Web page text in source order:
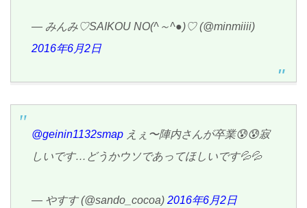
— みんみ♡SAIKOU NO(^～^●)♡ (@minmiiii)
2016年6月2日
@geinin1132smap えぇ〜陣内さんが卒業😰😰寂
しいです…どうかウソであってほしいです💦💦
— やすす (@sando_cocoa) 2016年6月2日